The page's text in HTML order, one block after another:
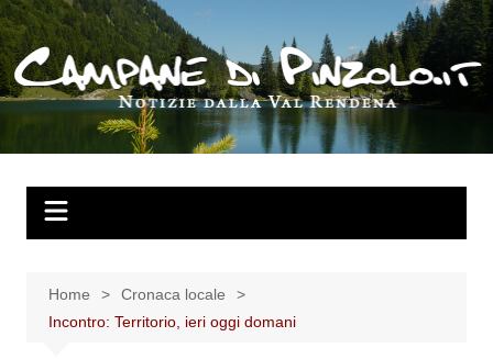
Salta
al
contenuto
Home
Cronaca locale
Incontro: Territorio, ieri oggi domani